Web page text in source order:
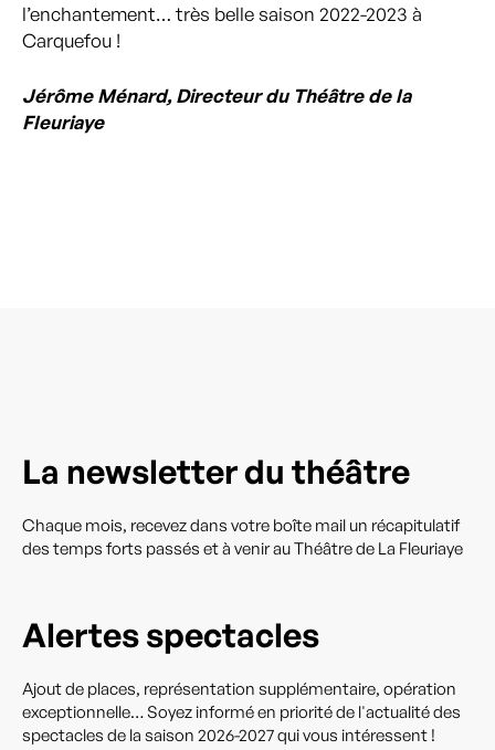
l’enchantement… très belle saison 2022-2023 à
Carquefou !
Jérôme Ménard, Directeur du Théâtre de la
Fleuriaye
La newsletter du théâtre
Chaque mois, recevez dans votre boîte mail un récapitulatif
des temps forts passés et à venir au Théâtre de La Fleuriaye
Alertes spectacles
Ajout de places, représentation supplémentaire, opération
exceptionnelle… Soyez informé en priorité de l'actualité des
spectacles de la saison 2026-2027 qui vous intéressent !